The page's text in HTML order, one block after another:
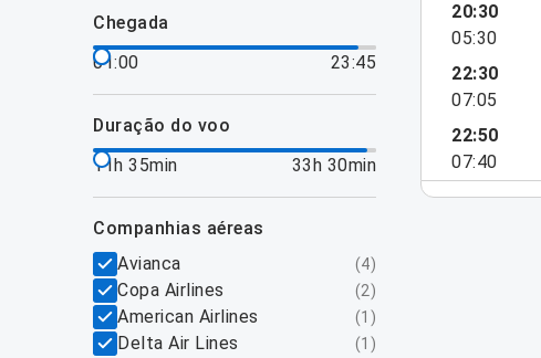
chegada
01:00
23:45
duração do voo
11h 35min
33h 30min
companhias aéreas
Avianca
(4)
Copa Airlines (2)
American Airlines (1 )
Delta Air Lines (1 )
20:30
05:30
22:30
07:05
22:50
07:40